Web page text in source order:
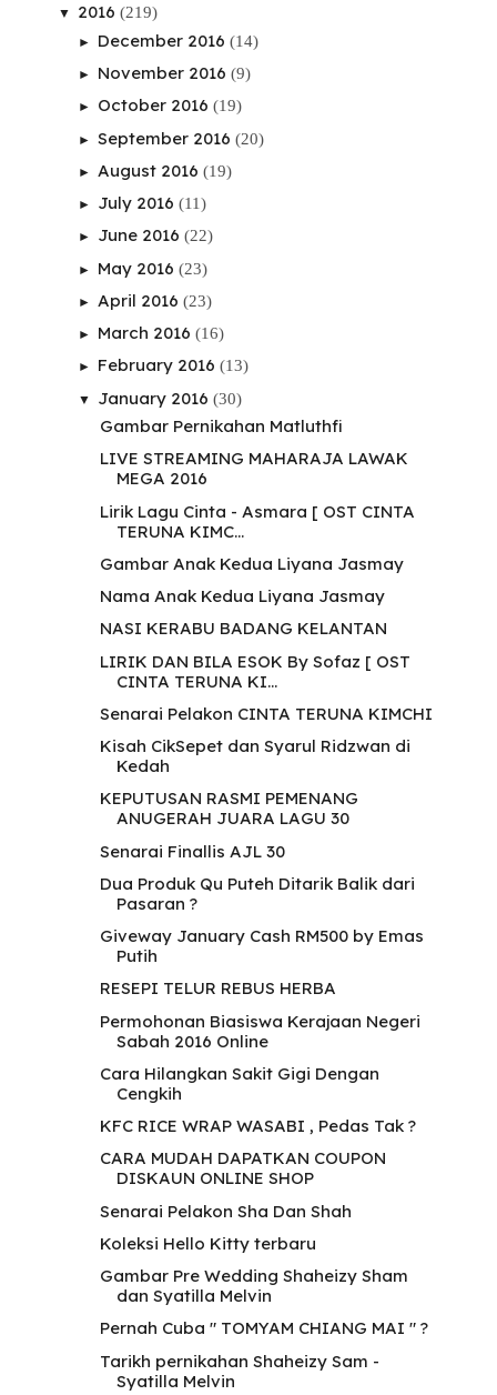
▼ 2016 (219)
► December 2016 (14)
► November 2016 (9)
► October 2016 (19)
► September 2016 (20)
► August 2016 (19)
► July 2016 (11)
► June 2016 (22)
► May 2016 (23)
► April 2016 (23)
► March 2016 (16)
► February 2016 (13)
▼ January 2016 (30)
Gambar Pernikahan Matluthfi
LIVE STREAMING MAHARAJA LAWAK
MEGA 2016
Lirik Lagu Cinta - Asmara [ OST CINTA
TERUNA KIMC...
Gambar Anak Kedua Liyana Jasmay
Nama Anak Kedua Liyana Jasmay
NASI KERABU BADANG KELANTAN
LIRIK DAN BILA ESOK By Sofaz [ OST
CINTA TERUNA KI...
Senarai Pelakon CINTA TERUNA KIMCHI
Kisah CikSepet dan Syarul Ridzwan di
Kedah
KEPUTUSAN RASMI PEMENANG
ANUGERAH JUARA LAGU 30
Senarai Finallis AJL 30
Dua Produk Qu Puteh Ditarik Balik dari
Pasaran ?
Giveway January Cash RM500 by Emas
Putih
RESEPI TELUR REBUS HERBA
Permohonan Biasiswa Kerajaan Negeri
Sabah 2016 Online
Cara Hilangkan Sakit Gigi Dengan
Cengkih
KFC RICE WRAP WASABI , Pedas Tak ?
CARA MUDAH DAPATKAN COUPON
DISKAUN ONLINE SHOP
Senarai Pelakon Sha Dan Shah
Koleksi Hello Kitty terbaru
Gambar Pre Wedding Shaheizy Sham
dan Syatilla Melvin
Pernah Cuba " TOMYAM CHIANG MAI " ?
Tarikh pernikahan Shaheizy Sam -
Syatilla Melvin